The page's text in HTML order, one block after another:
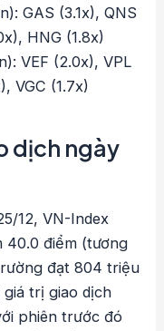
GAS (3.1x), QNS
HNG (1.8x)
VEF (2.0x), VPL
VGC (1.7x)
dịch ngày
12, VN-Index
40.0 điểm (tương
đạt 804 triệu
trị giao dịch
phiên trước đó